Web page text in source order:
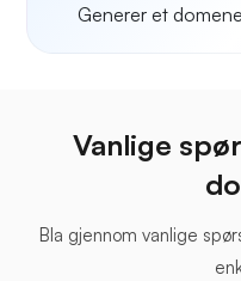
Generer et
Vanlige
Bla gjennom vanlige